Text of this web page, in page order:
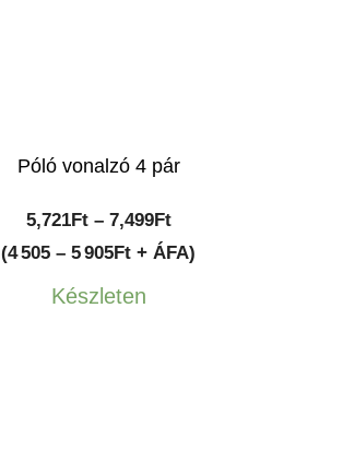
Póló vonalzó 4 pár
5,721Ft – 7,499FtÁrtartomány:
5,721Ft
(4 505 – 5 905Ft + ÁFA)
Készleten